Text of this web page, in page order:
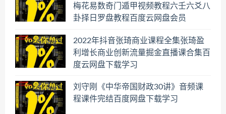
梅花易数奇门遁甲视频教程六壬六爻八
卦择日罗盘教程百度云网盘会员
2022年抖音张琦商业课程全集张琦盈
利增长商业创新流量掘金直播课合集百
度云网盘下载学习
刘守刚《中华帝国财政30讲》音频课
程课件完结百度网盘下载学习